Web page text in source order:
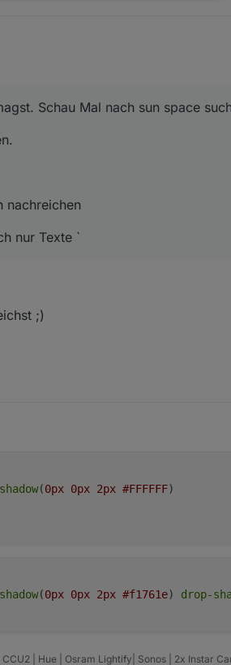
Schau Mal nach sun space
nachreichen
nur Texte `
;)
(0px 0px 2px #FFFFFF)
(0px 0px 2px #f1761e) drop-
| Hue | Osram Lightify| Sonos | 2x Instar